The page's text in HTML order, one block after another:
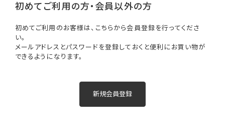
初めてご利用の方・会員以外の方
初めてご利用のお客様は、こちらから会員登録を行ってくださ
い。
メールアドレスとパスワードを登録しておくと便利にお買い物が
できるようになります。